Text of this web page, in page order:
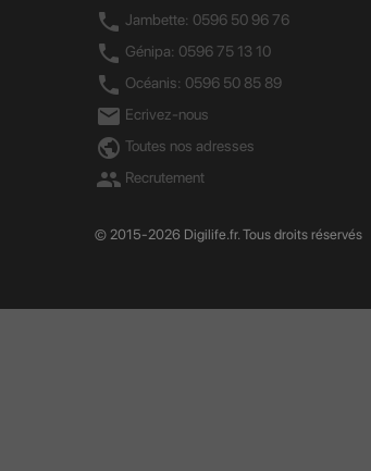
call Jambette: 0596 50 96 76
call Génipa: 0596 75 13 10
call Océanis: 0596 50 85 89
mail Ecrivez-nous
public Toutes nos adresses
group Recrutement
© 2015-2026 Digilife.fr. Tous droits réservés